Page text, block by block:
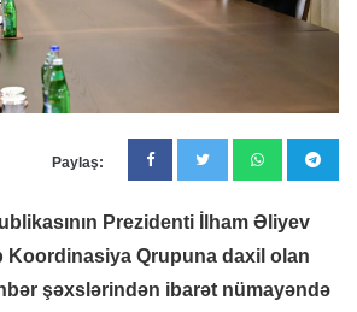
Paylaş:
Prezidenti İlham Əliyev
Koordinasiya Qrupuna daxil olan
şəxslərindən ibarət nümayəndə